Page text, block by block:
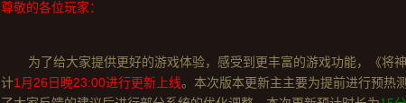
尊敬的各位玩家：
为了给大家提供更好的游戏体验，感受到更丰富的游戏功能，《将
计1月26日晚23:00进行更新上线。本次版本更新主主要为提前进行预热